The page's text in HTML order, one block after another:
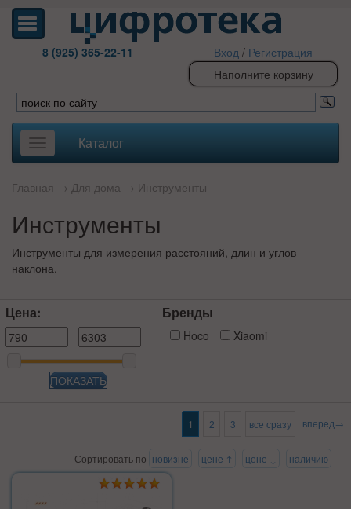
8 (925) 365-22-11 Вход / Регистрация
Наполните корзину
Toggle
navigation
Каталог
Главная → Для дома → Инструменты
Инструменты
Инструменты для измерения расстояний, длин и углов
наклона.
Цена:
-
ПОКАЗАТЬ
Бренды
Hoco Xiaomi
1 2 3 все сразу вперед→
Сортировать по новизне цене ↑ цене ↓ наличию